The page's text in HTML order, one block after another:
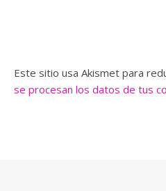
Este sitio usa Akismet para
se procesan los datos de tus